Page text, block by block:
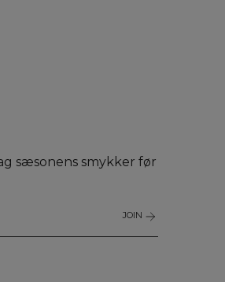
sæsonens smykker før
JOIN